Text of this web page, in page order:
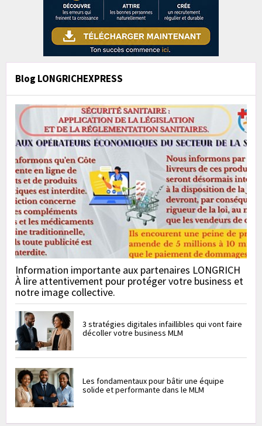
Blog LONGRICHEXPRESS
Information importante aux partenaires LONGRICH
À lire attentivement pour protéger votre business et
notre image collective.
3 stratégies digitales infaillibles qui vont faire
décoller votre business MLM
Les fondamentaux pour bâtir une équipe
solide et performante dans le MLM